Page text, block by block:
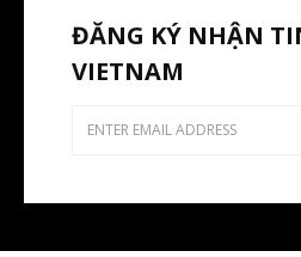
ĐĂNG KÝ NHẬN
VIETNAM